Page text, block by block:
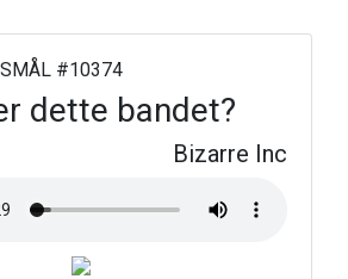
#10374
dette bandet?
Bizarre Inc